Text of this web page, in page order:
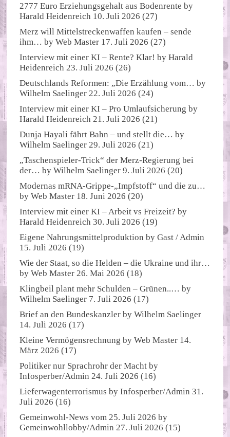
2777 Euro Erziehungsgehalt aus Bodenrente by
Harald Heidenreich 10. Juli 2026 (27)
Merz will Mittelstreckenwaffen kaufen – sende
ihm… byWeb Master 17. Juli 2026 (27)
Interview mit einer KI – Rente? Klar! byHarald
Heidenreich 23. Juli 2026 (26)
Deutschlands Reformen: „Die Erzählung vom… by
Wilhelm Saelinger 22. Juli 2026 (24)
Interview mit einer KI – Pro Umlaufsicherung by
Harald Heidenreich 21. Juli 2026 (21)
Dunja Hayali fährt Bahn – und stellt die… by
Wilhelm Saelinger 29. Juli 2026 (21)
„Taschenspieler-Trick“ der Merz-Regierung bei
der… byWilhelm Saelinger 9. Juli 2026 (20)
Modernas mRNA-Grippe-„Impfstoff“ und die zu…
byWeb Master 18. Juni 2026 (20)
Interview mit einer KI – Arbeit vs Freizeit? by
Harald Heidenreich 30. Juli 2026 (19)
Eigene Nahrungsmittelproduktion byGast / Admin
15. Juli 2026 (19)
Wie der Staat, so die Helden – die Ukraine und ihr…
byWeb Master 26. Mai 2026 (18)
Klingbeil plant mehr Schulden – Grünen..… by
Wilhelm Saelinger 7. Juli 2026 (17)
Brief an den Bundeskanzler byWilhelm Saelinger
14. Juli 2026 (17)
Kleine Vermögensrechnung byWeb Master 14.
März 2026 (17)
Politiker nur Sprachrohr der Macht by
Infosperber/Admin 24. Juli 2026 (16)
Lieferwagenterrorismus byInfosperber/Admin 31.
Juli 2026 (16)
Gemeinwohl-News vom 25. Juli 2026 by
Gemeinwohllobby/Admin 27. Juli 2026 (15)